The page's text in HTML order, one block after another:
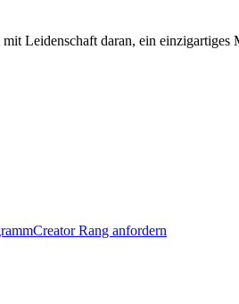
mit Leidenschaft daran, ein
Creator Rang anfordern